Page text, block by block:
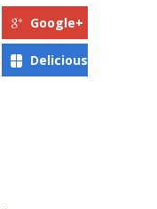
Google+
Delicious